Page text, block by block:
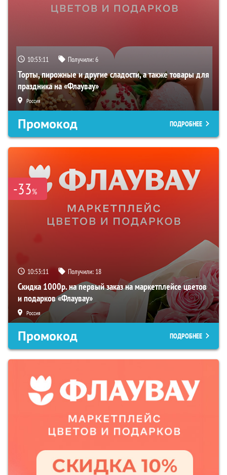
10:53:10 Получили:6
Торты, пирожные и другие сладости, а также товары для
праздника на «Флаувау»
Россия
Промокод ПОДРОБНЕЕ
-33%
10:53:10 Получили: 18
Скидка 1000р. на первый заказ на маркетплейсе цветов
и подарков «Флаувау»
Россия
Промокод ПОДРОБНЕЕ